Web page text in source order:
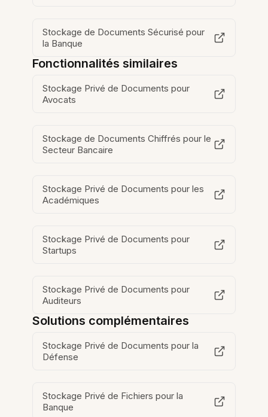
Stockage de Documents Sécurisé pour
la Banque
Fonctionnalités similaires
Stockage Privé de Documents pour
Avocats
Stockage de Documents Chiffrés pour le
Secteur Bancaire
Stockage Privé de Documents pour les
Académiques
Stockage Privé de Documents pour
Startups
Stockage Privé de Documents pour
Auditeurs
Solutions complémentaires
Stockage Privé de Documents pour la
Défense
Stockage Privé de Fichiers pour la
Banque